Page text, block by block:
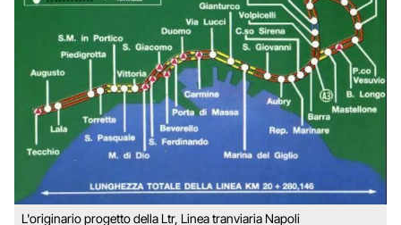
L'originario progetto della Ltr, Linea tranviaria Napoli